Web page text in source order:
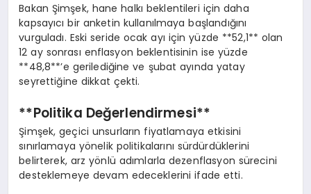
Bakan Şimşek, hane halkı beklentileri için daha
kapsayıcı bir anketin kullanılmaya başlandığını
vurguladı. Eski seride ocak ayı için yüzde **52,1** olan
12 ay sonrası enflasyon beklentisinin ise yüzde
**48,8**’e gerilediğine ve şubat ayında yatay
seyrettiğine dikkat çekti.
**Politika Değerlendirmesi**
Şimşek, geçici unsurların fiyatlamaya etkisini
sınırlamaya yönelik politikalarını sürdürdüklerini
belirterek, arz yönlü adımlarla dezenflasyon sürecini
desteklemeye devam edeceklerini ifade etti.